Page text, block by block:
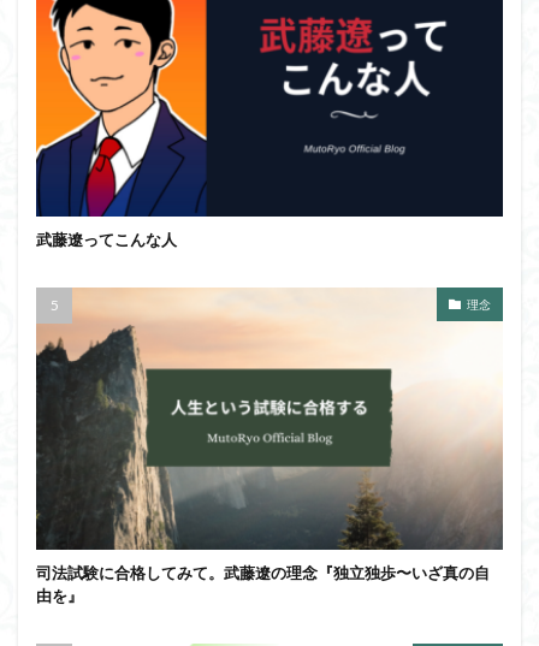
武藤遼ってこんな人
理念
司法試験に合格してみて。武藤遼の理念『独立独歩〜いざ真の自
由を』